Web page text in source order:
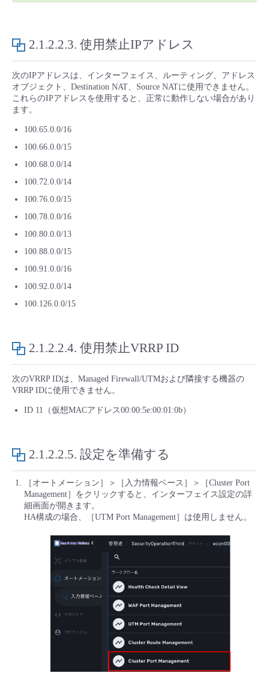
2.1.2.2.3. 使用禁止IPアドレス
次のIPアドレスは、インターフェイス、ルーティング、アドレス
オブジェクト、Destination NAT、Source NATに使用できません。
これらのIPアドレスを使用すると、正常に動作しない場合があり
ます。
100.65.0.0/16
100.66.0.0/15
100.68.0.0/14
100.72.0.0/14
100.76.0.0/15
100.78.0.0/16
100.80.0.0/13
100.88.0.0/15
100.91.0.0/16
100.92.0.0/14
100.126.0.0/15
2.1.2.2.4. 使用禁止VRRP ID
次のVRRP IDは、Managed Firewall/UTMおよび隣接する機器の
VRRP IDに使用できません。
ID 11（仮想MACアドレス00:00:5e:00:01:0b）
2.1.2.2.5. 設定を準備する
［オートメーション］＞［入力情報ベース］＞［Cluster Port
Management］をクリックすると、インターフェイス設定の詳
細画面が開きます。
HA構成の場合、［UTM Port Management］は使用しません。